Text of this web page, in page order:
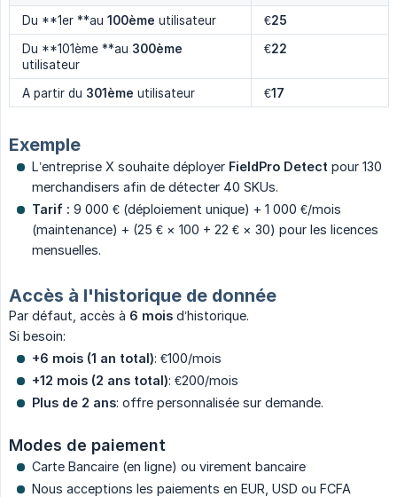
Du **1er **au 100ème utilisateur €25
Du **101ème **au 300ème
utilisateur
€22
A partir du 301ème utilisateur €17
Exemple
L’entreprise X souhaite déployer FieldPro Detect pour 130
merchandisers afin de détecter 40 SKUs.
Tarif : 9 000 € (déploiement unique) + 1 000 €/mois
(maintenance) + (25 € × 100 + 22 € × 30) pour les licences
mensuelles.
Accès à l'historique de donnée
Par défaut, accès à 6 mois d’historique.
Si besoin:
+6 mois (1 an total): €100/mois
+12 mois (2 ans total): €200/mois
Plus de 2 ans: offre personnalisée sur demande.
Modes de paiement
Carte Bancaire (en ligne) ou virement bancaire
Nous acceptions les paiements en EUR, USD ou FCFA